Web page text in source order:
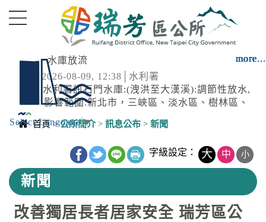
Select Language▼
水庫放流
2026-08-09, 12:38│水利署
水利署訊石門水庫:(洩洪至大漢溪):調節性放水,
影響範圍:新北市，三峽區、淡水區、樹林區、
蘆洲區、五股區、鶯歌區、土城區、新莊區、
八里區、三重區、板橋區；臺北市，士林區、
大溪區
more...
降雨
第13號颱風及其外圍環流影響，易有短延時強
降雨，今(9)日臺北市山區、新竹縣山區、苗栗
縣山區有局部豪雨或大豪雨，北海岸、新北市
more...
降雨
2026-08-09, 12:05│中央氣象署
第13號颱風及其外圍環流影響，易有短延時強
more...
more...
more...
more...
more...
more...
more...
more...
more...
more...
more...
more...
首頁>公所簡介> 訊息公布 > 新聞
字級設定： 大 中 小
新聞
改善獨居長者居家安全 瑞芳區公